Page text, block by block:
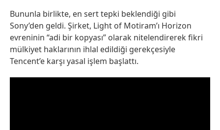
Bununla birlikte, en sert tepki beklendiği gibi
Sony’den geldi. Şirket, Light of Motiram’ı Horizon
evreninin “adi bir kopyası” olarak nitelendirerek fikri
mülkiyet haklarının ihlal edildiği gerekçesiyle
Tencent’e karşı yasal işlem başlattı.